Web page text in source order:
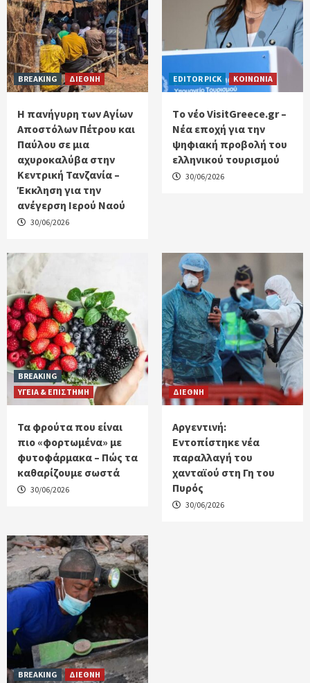
BREAKING ΔΙΕΘΝΗ
Η πανήγυρη των Αγίων
Αποστόλων Πέτρου και
Παύλου σε μια
αχυροκαλύβα στην
Κεντρική Τανζανία –
Έκκληση για την
ανέγερση Ιερού Ναού
30/06/2026
EDITOR PICK ΚΟΙΝΩΝΙΑ
Tο νέο VisitGreece.gr –
Νέα εποχή για την
ψηφιακή προβολή του
ελληνικού τουρισμού
30/06/2026
BREAKING
ΥΓΕΙΑ & ΕΠΙΣΤΗΜΗ
Τα φρούτα που είναι
πιο «φορτωμένα» με
φυτοφάρμακα – Πώς τα
καθαρίζουμε σωστά
30/06/2026
ΔΙΕΘΝΗ
Αργεντινή:
Εντοπίστηκε νέα
παραλλαγή του
χανταϊού στη Γη του
Πυρός
30/06/2026
BREAKING ΔΙΕΘΝΗ